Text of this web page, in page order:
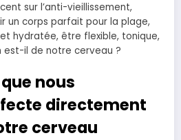
sur l’anti-vieillissement,
un corps parfait pour la plage,
hydratée, être flexible, tonique,
est-il de notre cerveau ?
nous
directement
cerveau